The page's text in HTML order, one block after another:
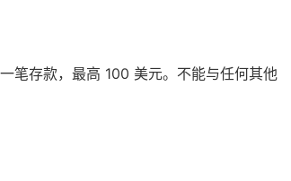
笔存款，最高 100 美元。不能与任何其他